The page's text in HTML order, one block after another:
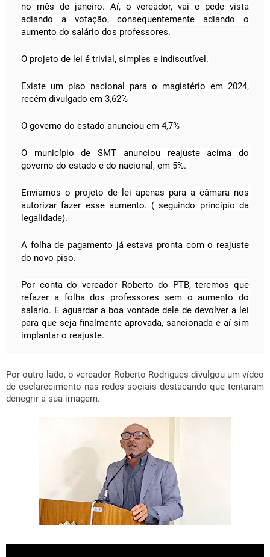
no mês de janeiro. Aí, o vereador, vai e pede vista
adiando a votação, consequentemente adiando o
aumento do salário dos professores.
O projeto de lei é trivial, simples e indiscutível.
Existe um piso nacional para o magistério em 2024,
recém divulgado em 3,62%
O governo do estado anunciou em 4,7%
O município de SMT anunciou reajuste acima do
governo do estado e do nacional, em 5%.
Enviamos o projeto de lei apenas para a câmara nos
autorizar fazer esse aumento. ( seguindo princípio da
legalidade).
A folha de pagamento já estava pronta com o reajuste
do novo piso.
Por conta do vereador Roberto do PTB, teremos que
refazer a folha dos professores sem o aumento do
salário. E aguardar a boa vontade dele de devolver a lei
para que seja finalmente aprovada, sancionada e aí sim
implantar o reajuste.
Por outro lado, o vereador Roberto Rodrigues divulgou um vídeo
de esclarecimento nas redes sociais destacando que tentaram
denegrir a sua imagem.